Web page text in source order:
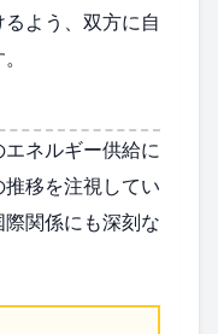
よう、双方に自
ネルギー供給に
移を注視してい
関係にも深刻な